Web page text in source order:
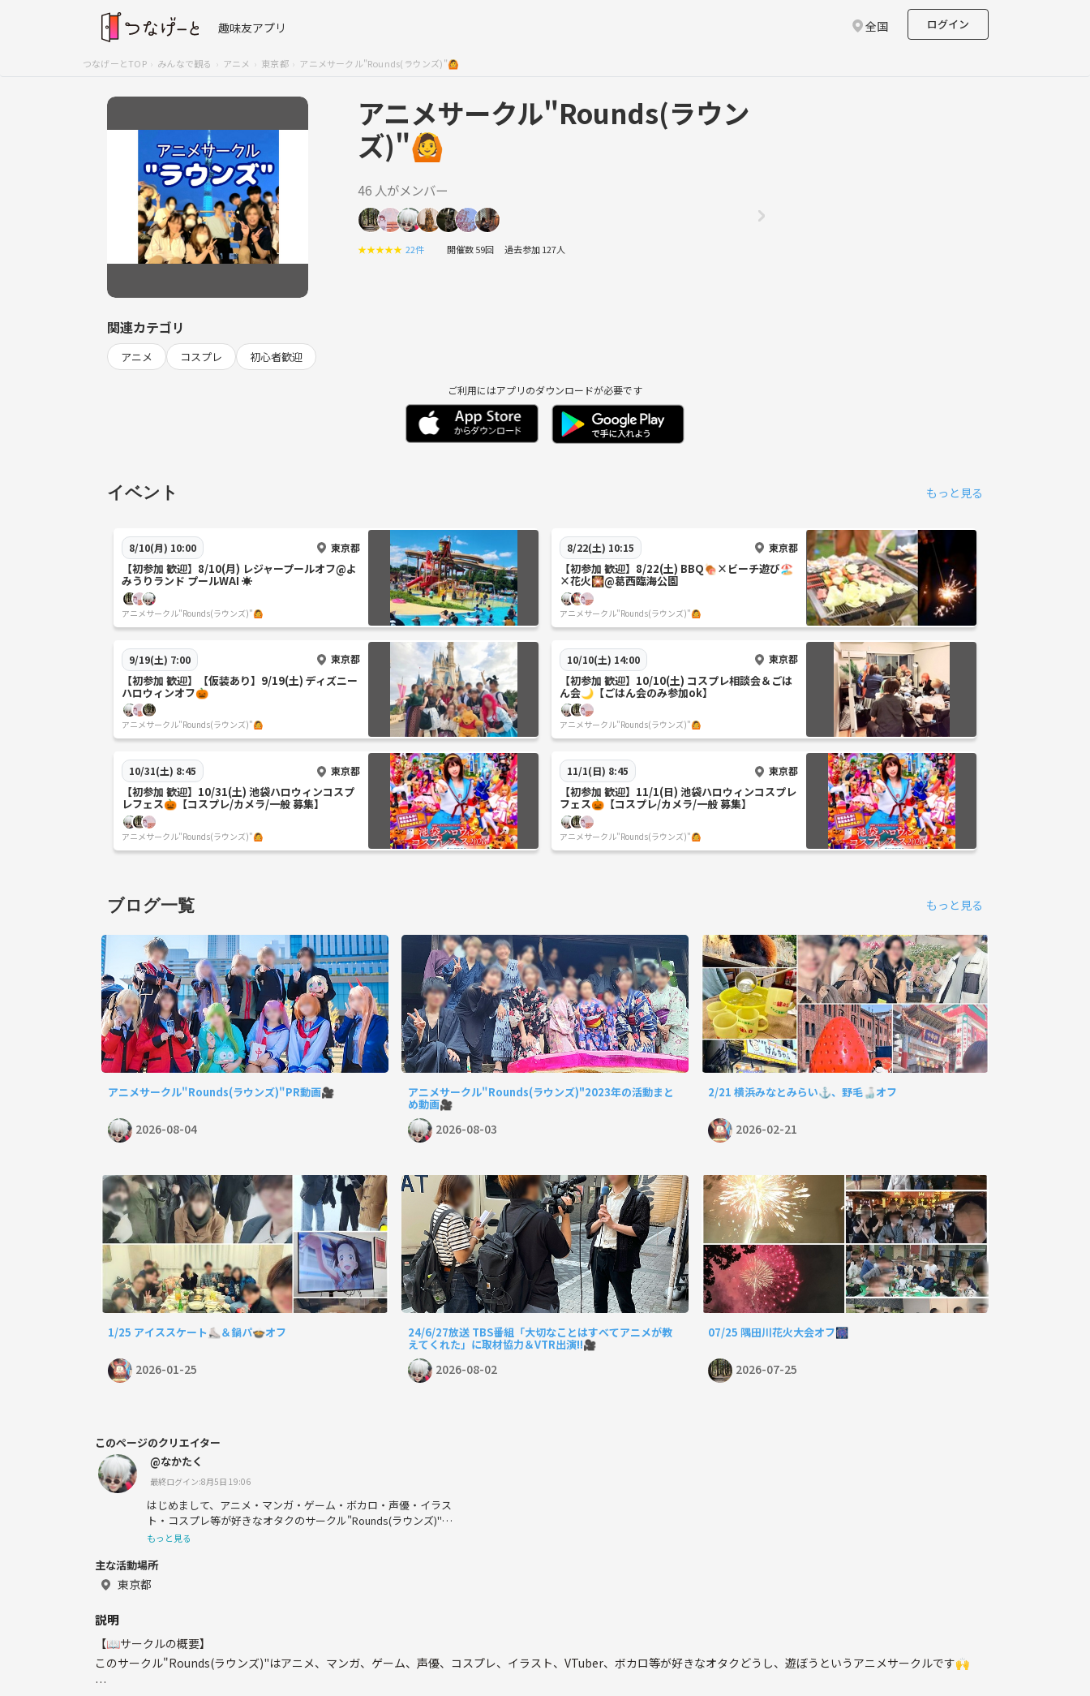
趣味友アプリ 全国 ログイン
つなげーとTOP みんなで観る アニメ 東京都 アニメサークル"Rounds(ラウンズ)"🙆
アニメサークル"Rounds(ラウン
ズ)"🙆
46 人がメンバー
★★★★★ 22件 開催数 59回 過去参加 127人
関連カテゴリ
アニメ コスプレ 初心者歓迎
ご利用にはアプリのダウンロードが必要です
イベント もっと見る
8/10(月) 10:00 東京都
【初参加 歓迎】8/10(月) レジャープールオフ@よ
みうりランド プールWAI ☀️
アニメサークル"Rounds(ラウンズ)"🙆
8/22(土) 10:15 東京都
【初参加 歓迎】8/22(土) BBQ🍖×ビーチ遊び🏖
×花火🎇@葛西臨海公園
アニメサークル"Rounds(ラウンズ)"🙆
9/19(土) 7:00 東京都
【初参加 歓迎】【仮装あり】9/19(土) ディズニー
ハロウィンオフ🎃
アニメサークル"Rounds(ラウンズ)"🙆
10/10(土) 14:00 東京都
【初参加 歓迎】10/10(土) コスプレ相談会＆ごは
ん会🌙【ごはん会のみ参加ok】
アニメサークル"Rounds(ラウンズ)"🙆
10/31(土) 8:45 東京都
【初参加 歓迎】10/31(土) 池袋ハロウィンコスプ
レフェス🎃【コスプレ/カメラ/一般 募集】
アニメサークル"Rounds(ラウンズ)"🙆
11/1(日) 8:45 東京都
【初参加 歓迎】11/1(日) 池袋ハロウィンコスプレ
フェス🎃【コスプレ/カメラ/一般 募集】
アニメサークル"Rounds(ラウンズ)"🙆
ブログ一覧 もっと見る
アニメサークル"Rounds(ラウンズ)"PR動画🎥
2026-08-04
アニメサークル"Rounds(ラウンズ)"2023年の活動まと
め動画🎥
2026-08-03
2/21 横浜みなとみらい⚓️、野毛🍶オフ
2026-02-21
1/25 アイススケート⛸️＆鍋パ🍲オフ
2026-01-25
24/6/27放送 TBS番組「大切なことはすべてアニメが教
えてくれた」に取材協力＆VTR出演!!🎥
2026-08-02
07/25 隅田川花火大会オフ🎆
2026-07-25
このページのクリエイター
@なかたく
最終ログイン:8月5日 19:06
はじめまして、アニメ・マンガ・ゲーム・ボカロ・声優・イラス
ト・コスプレ等が好きなオタクのサークル"Rounds(ラウンズ)"の
幹事をしている、なかたくと申します😌
社会人で、趣味はアニメやマンガはもちろん好きで、コスプレも
やってます。
オタク以外の方も色んな方と仲良くしたいと思うので、よろしく
お願いします！
もっと見る
主な活動場所
東京都
説明
【📖サークルの概要】
このサークル"Rounds(ラウンズ)"はアニメ、マンガ、ゲーム、声優、コスプレ、イラスト、VTuber、ボカロ等が好きなオタクどうし、遊ぼうというアニメサークルです🙌